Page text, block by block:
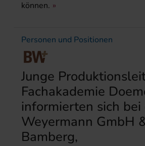
können.
Personen und Positionen
Junge
Fachakademie
informierten sich bei
Weyermann GmbH
Bamberg,